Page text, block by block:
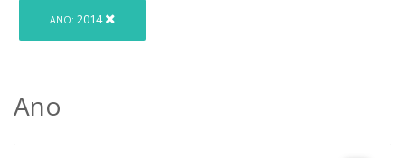
ANO: 2014
Ano